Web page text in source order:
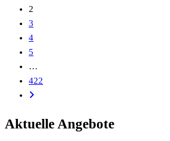
2
3
4
5
…
422
Aktuelle Angebote